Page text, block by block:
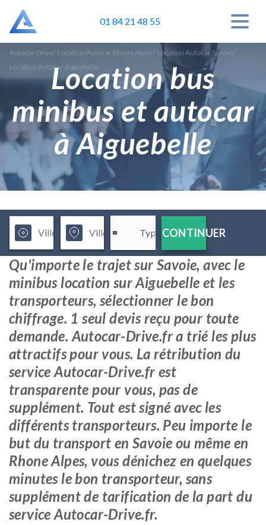
01 84 21 48 55
Autocar Drive/ Location Autocar Rhone Alpes/ Location Autocar Savoie/
Location Autocar Aiguebelle
Location bus
minibus et autocar
à Aiguebelle
CONTINUER
Qu'importe le trajet sur Savoie, avec le
minibus location sur Aiguebelle et les
transporteurs, sélectionner le bon
chiffrage. 1 seul devis reçu pour toute
demande. Autocar-Drive.fr a trié les plus
attractifs pour vous. La rétribution du
service Autocar-Drive.fr est
transparente pour vous, pas de
supplément. Tout est signé avec les
différents transporteurs. Peu importe le
but du transport en Savoie ou même en
Rhone Alpes, vous dénichez en quelques
minutes le bon transporteur, sans
supplément de tarification de la part du
service Autocar-Drive.fr.